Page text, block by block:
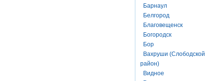
Барнаул
Белгород
Благовещенск
Богородск
Бор
Вахруши (Слободской
район)
Видное